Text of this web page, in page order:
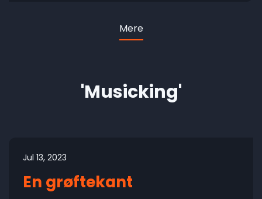
Mere
'Musicking'
Jul 13, 2023
En grøftekant